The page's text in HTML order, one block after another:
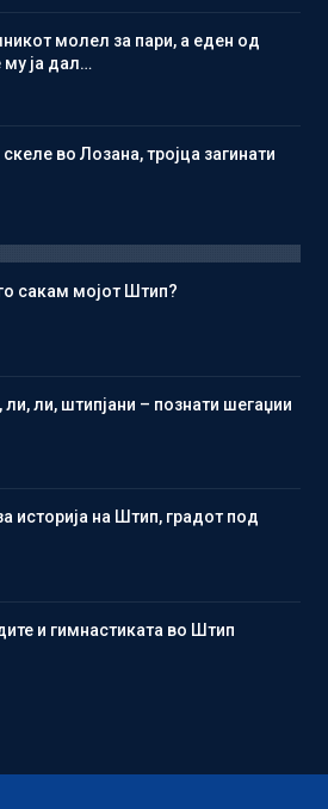
молел за пари, а еден од
му ја дал…
скеле во Лозана, тројца загинати
сакам мојот Штип?
ли, ли, штипјани – познати шегаџии
историја на Штип, градот под
и гимнастиката во Штип